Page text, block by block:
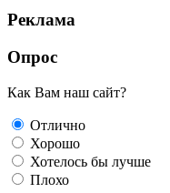
Реклама
Опрос
Как Вам наш сайт?
Отлично
Хорошо
Хотелось бы лучше
Плохо